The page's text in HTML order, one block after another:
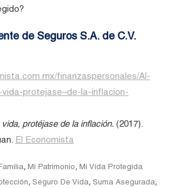
de Seguros S.A. de C.V.
finanzaspersonales/Al-
protejase–de-la-inflacion-
protéjase de la inflación. (2017).
El Economista
, Mi Patrimonio, Mi Vida Protegida
, Seguro De Vida, Suma Asegurada,